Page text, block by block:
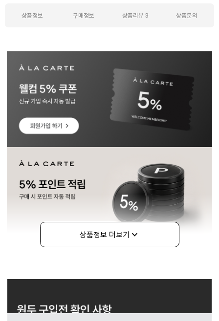
상품정보 구매정보 상품리뷰 3 상품문의
상품정보 더보기